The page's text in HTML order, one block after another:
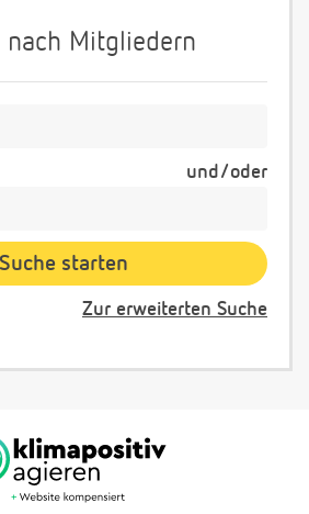
nach Mitgliedern
und/oder
Zur erweiterten Suche